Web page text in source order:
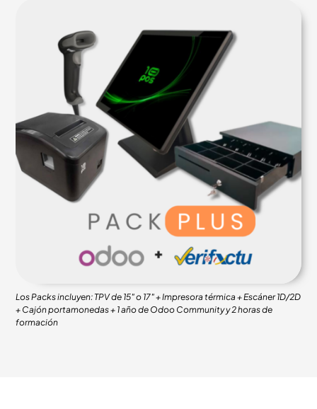
Los Packs incluyen: TPV de 15″ o 17″ + Impresora térmica + Escáner 1D/2D
+ Cajón portamonedas + 1 año de Odoo Community y 2 horas de
formación